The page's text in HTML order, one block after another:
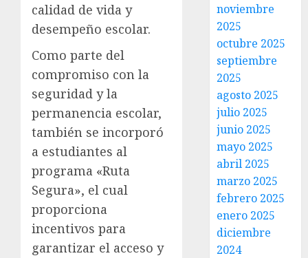
calidad de vida y
desempeño escolar.
Como parte del
compromiso con la
seguridad y la
permanencia escolar,
también se incorporó
a estudiantes al
programa «Ruta
Segura», el cual
proporciona
incentivos para
garantizar el acceso y
noviembre
2025
octubre 2025
septiembre
2025
agosto 2025
julio 2025
junio 2025
mayo 2025
abril 2025
marzo 2025
febrero 2025
enero 2025
diciembre
2024